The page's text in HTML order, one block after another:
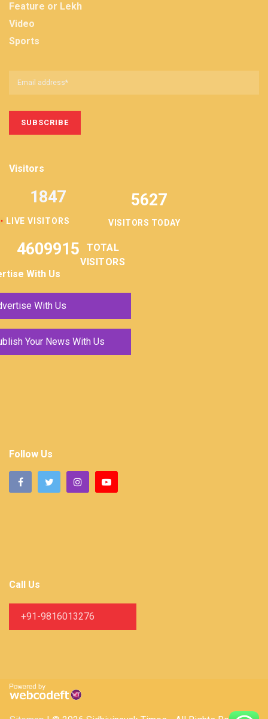
Feature or Lekh
Video
Sports
Visitors
LIVE VISITORS
1847 5627
VISITORS TODAY
4609915
TOTAL
VISITORS
With Us
With Us
Your News With Us
Follow Us
Call Us
+91-9816013276